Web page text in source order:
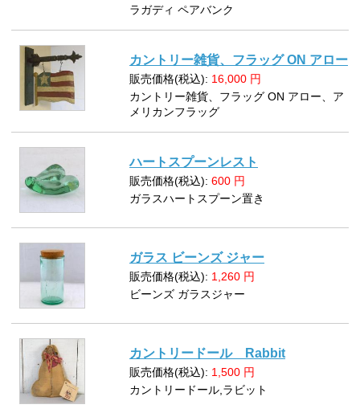
ラガディ ペアバンク
カントリー雑貨、フラッグ ON アロー
販売価格(税込): 16,000 円
カントリー雑貨、フラッグ ON アロー、ア
メリカンフラッグ
ハートスプーンレスト
販売価格(税込): 600 円
ガラスハートスプーン置き
ガラス ビーンズ ジャー
販売価格(税込): 1,260 円
ビーンズ ガラスジャー
カントリードール Rabbit
販売価格(税込): 1,500 円
カントリードール,ラビット